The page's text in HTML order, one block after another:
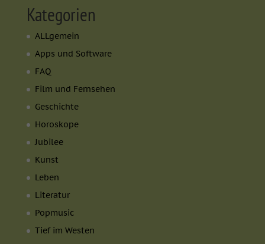
Kategorien
ALLgemein
Apps und Software
FAQ
Film und Fernsehen
Geschichte
Horoskope
Jubilee
Kunst
Leben
Literatur
Popmusic
Tief im Westen